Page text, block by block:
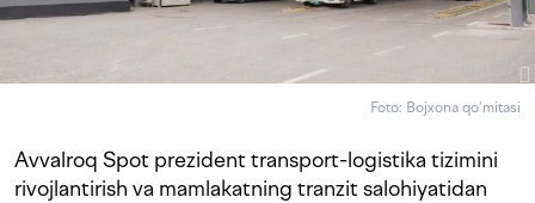
Foto: Bojxona qo‘mitasi
Avvalroq Spot prezident transport-logistika tizimini
rivojlantirish va mamlakatning tranzit salohiyatidan